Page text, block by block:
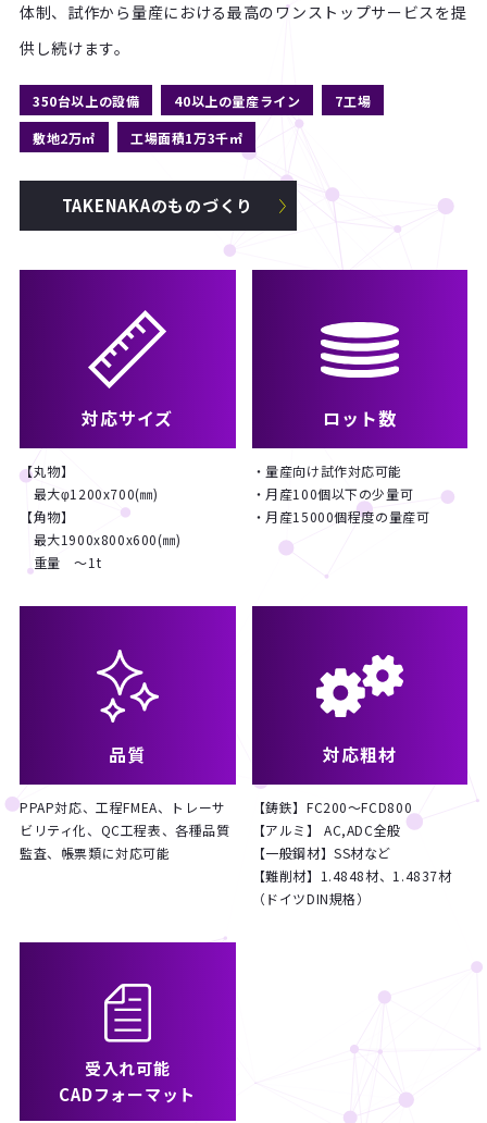
体制、 試作から量産における最高のワンストップサービスを提
供し続けます。
350台以上の設備 40以上の量産ライン
7工場
敷地2万㎡
工場面積1万3千㎡
TAKENAKAのものづくり
対応サイズ
【丸物】
最大φ1200x700(㎜)
【角物】
最大1900x800x600(㎜)
重量 ～1t
ロット数
・量産向け試作対応可能
・月産100個以下の少量可
・月産15000個程度の量産可
品質
PPAP対応、工程FMEA、トレーサ
ビリティ化、QC工程表、各種品質
監査、帳票類に対応可能
対応粗材
【鋳鉄】FC200～FCD800
【アルミ】 AC,ADC全般
【一般鋼材】SS材など
【難削材】1.4848材、1.4837材
（ドイツDIN規格）
受入れ可能
CADフォーマット